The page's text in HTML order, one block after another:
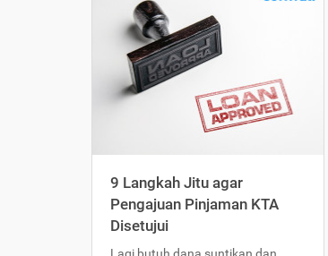
9 Langkah Jitu agar
Pengajuan Pinjaman KTA
Disetujui
Lagi butuh dana suntikan dan